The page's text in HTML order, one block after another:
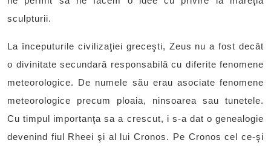
sculpturii.
La începuturile civilizaţiei greceşti, Zeus nu a fost decât
o divinitate secundară responsabilă cu diferite fenomene
meteorologice. De numele său erau asociate fenomene
meteorologice precum ploaia, ninsoarea sau tunetele.
Cu timpul importanţa sa a crescut, i s-a dat o genealogie
devenind fiul Rheei şi al lui Cronos. Pe Cronos cel ce-şi